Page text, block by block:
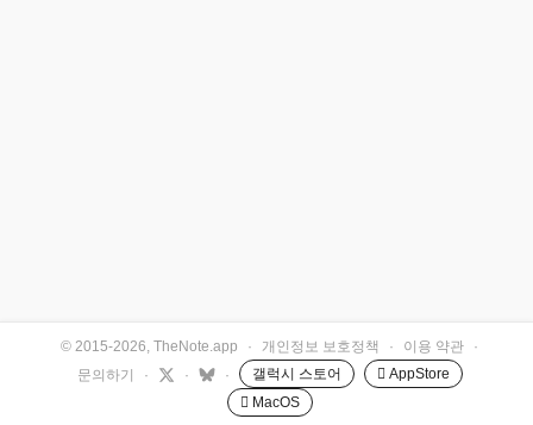
© 2015-2026, TheNote.app · 개인정보 보호정책 · 이용 약관
·
문의하기
· · · 갤럭시 스토어
 AppStore
 MacOS